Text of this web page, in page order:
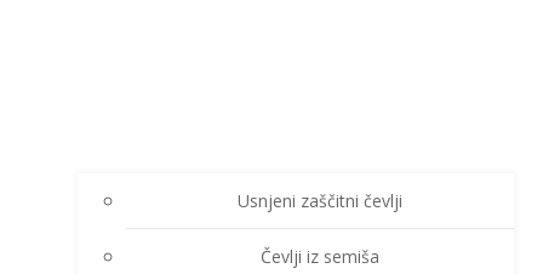
Usnjeni zaščitni čevlji
Čevlji iz semiša